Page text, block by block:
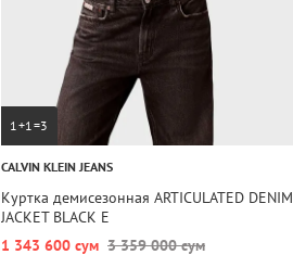
1+1=3
CALVIN KLEIN JEANS
Куртка демисезонная ARTICULATED DENIM
JACKET BLACK E
1 343 600 сум 3 359 000 сум